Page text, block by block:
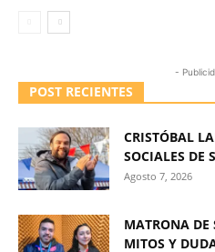
-
POST RECIENTES
CRISTÓBAL
SOCIALES DE
Agosto 7, 2026
MATRONA
MITOS Y